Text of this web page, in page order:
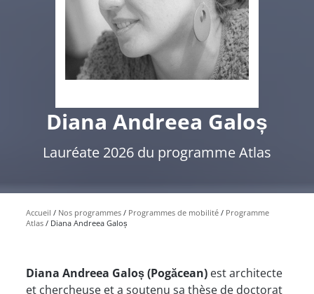
Diana Andreea Galoș
Lauréate 2026 du programme Atlas
Accueil Nos programmes Programmes de mobilité
Programme
Atlas
Diana Andreea Galoș
Diana Andreea Galoș (Pogăcean) est architecte
et chercheuse et a soutenu sa thèse de doctorat